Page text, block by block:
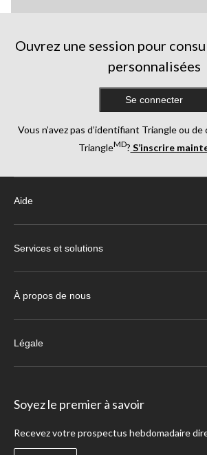
Ouvrez une session pour
personnalisées
Se connecter
Vous n’avez pas d’identifiant Triangle ou
TriangleMD? S’inscrire
Aide
Services et solutions
À propos de nous
Légale
Soyez le premier à savoir
Recevez votre prospectus hebdomadaire